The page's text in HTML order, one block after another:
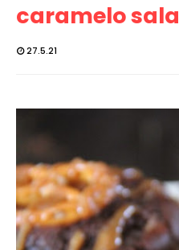
caramelo
27.5.21